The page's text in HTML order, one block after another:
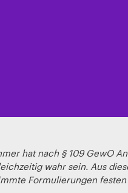
hat nach § 109 GewO
wahr sein. Aus
Formulierungen